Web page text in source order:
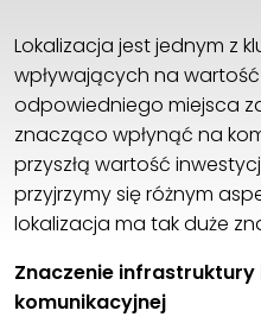
Lokalizacja jest jednym z
wpływających na
odpowiedniego miejsca
znacząco wpłynąć na
przyszłą wartość
przyjrzymy się różnym
lokalizacja ma tak duże
Znaczenie
komunikacyjnej